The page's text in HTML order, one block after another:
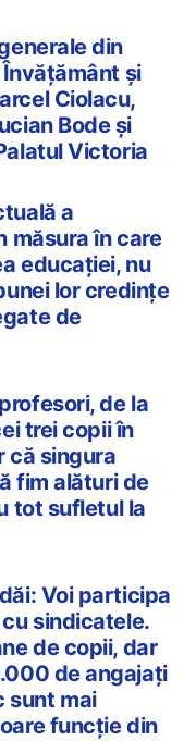
din
și
Ciolacu,
Bode și
Victoria
a
măsura în care
educației, nu
lor credințe
de
de la
trei copii în
că singura
fim alături de
tot sufletul la
Voi participa
sindicatele.
de copii, dar
de angajaţi
sunt mai
funcţie din